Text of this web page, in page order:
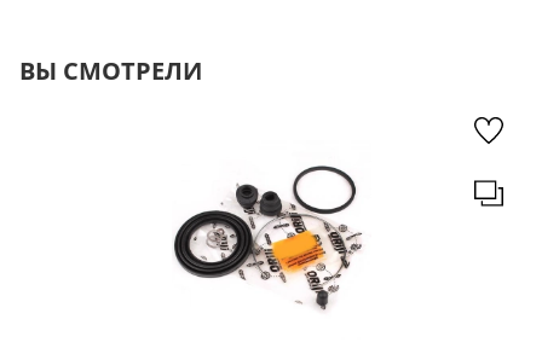
ВЫ СМОТРЕЛИ